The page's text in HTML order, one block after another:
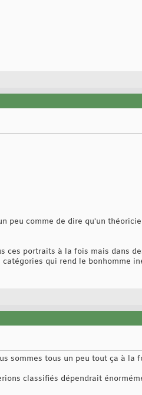
peu comme de dire qu'un
ces portraits à la fois mais dans
qui rend le bonhomme
sommes tous un peu tout ça à la
classifiés dépendrait